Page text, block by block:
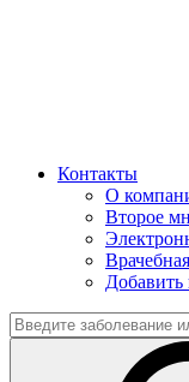
Контакты
О
Второе